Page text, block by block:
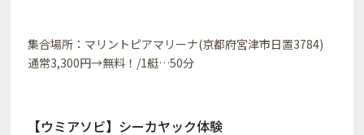
集合場所：マリントピアマリーナ(京都府宮津市日置3784)
通常3,300円→無料！/1艇…50分
【ウミアソビ】シーカヤック体験